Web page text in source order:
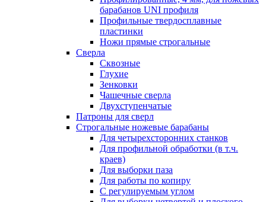
барабанов UNI профиля
Профильные твердосплавные
пластинки
Ножи прямые строгальные
Сверла
Сквозные
Глухие
Зенковки
Чашечные сверла
Двухступенчатые
Патроны для сверл
Строгальные ножевые барабаны
Для четырехсторонних станков
Для профильной обработки (в т.ч.
краев)
Для выборки паза
Для работы по копиру
С регулируемым углом